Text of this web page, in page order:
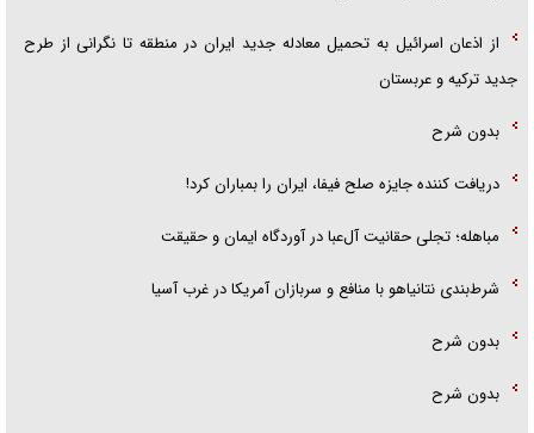
از اذعان اسرائیل به تحمیل معادله جدید ایران در منطقه تا نگرانی از طرح
جدید ترکیه و عربستان
بدون شرح
دریافت کننده جایزه صلح فیفا، ایران را بمباران کرد!
مباهله؛ تجلی حقانیت آل‌عبا در آوردگاه ایمان و حقیقت
شرط‌بندی نتانیاهو با منافع و سربازان آمریکا در غرب آسیا
بدون شرح
بدون شرح